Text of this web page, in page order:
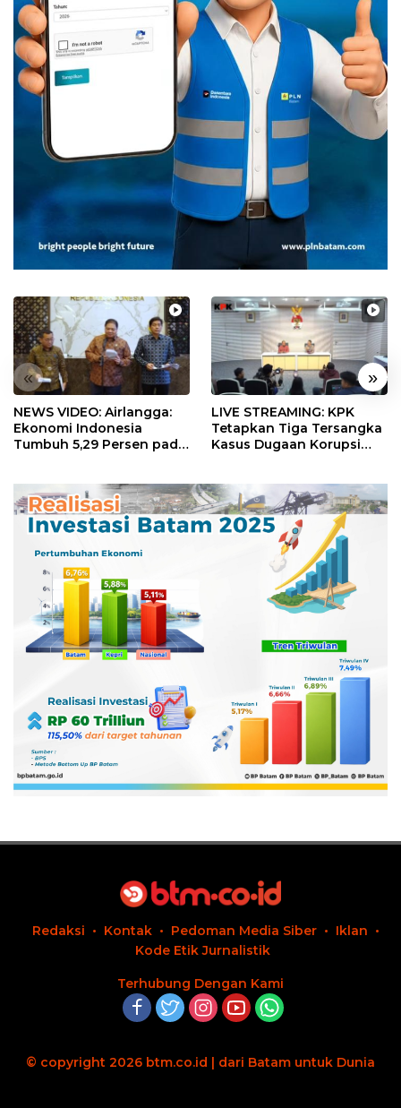
« »
NEWS VIDEO: Airlangga:
Ekonomi Indonesia
Tumbuh 5,29 Persen pada
LIVE STREAMING: KPK
Tetapkan Tiga Tersangka
Kasus Dugaan Korupsi
Redaksi Kontak Pedoman Media Siber
Iklan
Kode Etik Jurnalistik
Terhubung Dengan Kami
© copyright 2026 btm.co.id | dari Batam untuk Dunia